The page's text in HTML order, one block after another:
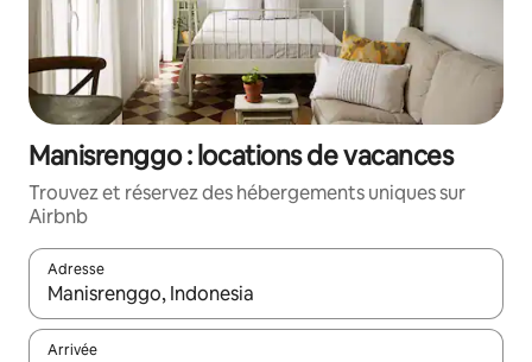
Manisrenggo : locations de vacances
Trouvez et réservez des hébergements uniques sur
Airbnb
Adresse
Lorsque les résultats s'affichent, utilisez les flèches vers le
Arrivée